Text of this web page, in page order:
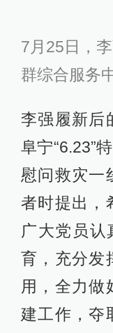
用，全力
建工作，夺
面胜利。
7月13日至
党建工作时
党员要坚
本宗旨，
好、发展好
党始终拥有